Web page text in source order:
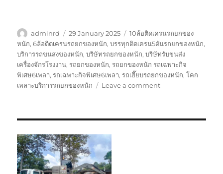
Author
adminrd
Posted
on
29 January 2025 Tags
10ล้อติดเครนรถยกของ
หนัก,6ล้อติดเครนรถยกของหนัก,บรรทุกติดเครน5ตันรถยกของหนัก,
บริการรถขนสงของหนัก,บริษัทรถยกของหนัก,บริษัทรับขนส่ง
เครื่องจักรโรงงาน,รถยกของหนัก,รถยกของหนัก รถเฉพาะกิจ
พิเศษ6เพลา,รถเฉพาะกิจพิเศษ6เพลา,รถเฮี๊ยบรถยกของหนัก,โคก
เพลาะบริการรถยกของหนัก
Leave a commenton